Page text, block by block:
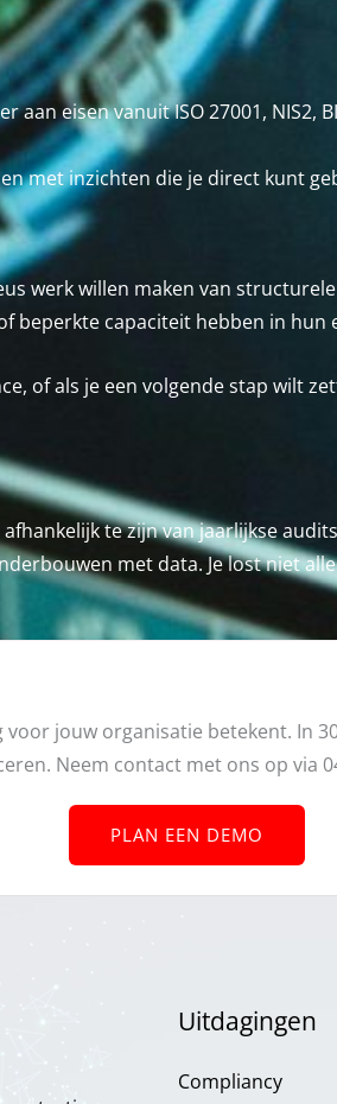
eisen vanuit ISO 27001, NIS2,
met inzichten die je direct kunt
werk willen maken van
beperkte capaciteit hebben in hun
of als je een volgende stap wilt
te zijn van jaarlijkse
met data. Je lost niet
jouw organisatie betekent. In
Neem contact met ons op via
PLAN EEN DEMO
Uitdagingen
Compliancy​